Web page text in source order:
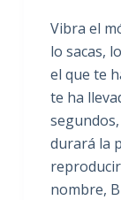
Vibra el
lo sacas,
el que te
te ha
durará la
nombre,